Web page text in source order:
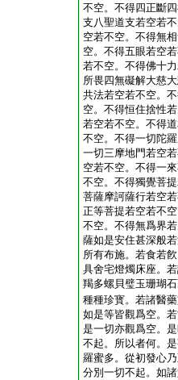
不空。不得四正斷
支八聖道支若空若
空若不空。不得無
空。不得五眼若空
若不空。不得佛十
所畏四無礙解大慈
共法若空若不空。
空。不得恒住捨性
若空若不空。不得
不空。不得一切陀
一切三摩地門若空
空若不空。不得一
不空。不得獨覺菩
菩薩摩訶薩行若空
正等菩提若空若不
不空。不得無爲界
薩如是安住甚深般
所有布施。若食若
具舍宅燈燭床座。
羯多螺貝璧玉珊瑚
種種珍寳。若諸醫
如是等皆觀爲空。
是一切亦觀爲空。
不起。所以者何。
羅蜜多。從初發心
分別一切不起。如